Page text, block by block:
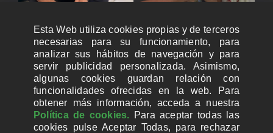
Esta Web utiliza cookies propias y de terceros
necesarias para su funcionamiento, para
analizar sus hábitos de navegación y para
servir publicidad personalizada. Asimismo,
algunas cookies guardan relación con
funcionalidades ofrecidas en la web. Para
obtener más información, acceda a nuestra
Política de cookies. Para aceptar todas las
cookies pulse Aceptar Todas, para rechazar